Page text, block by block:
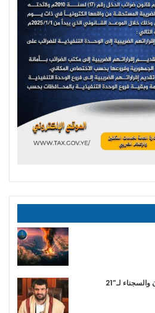
رئيس لجنة معالجة قضايا السجون والسجناء لـ”21